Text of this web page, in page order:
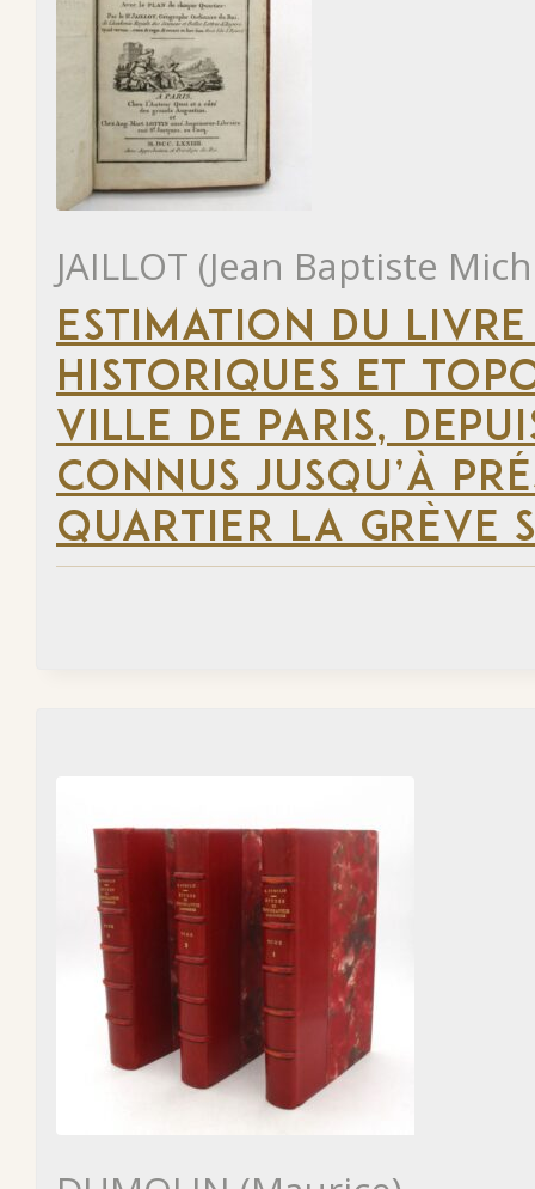
JAILLOT (Jean Baptiste
ESTIMATION DU
HISTORIQUES ET
VILLE DE PARIS,
CONNUS JUSQU’À
QUARTIER LA GRÈVE